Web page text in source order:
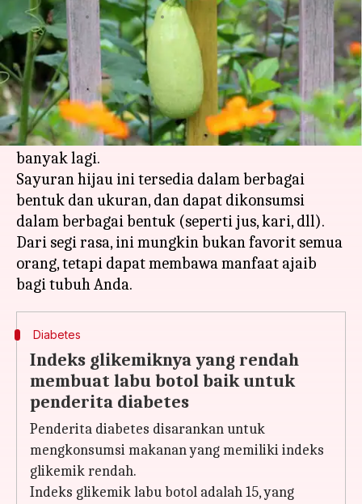
menulis Bob Feb 20, 2024 12:08 pm
Apa ceritanya
Labu botol, juga disebut doodhi/lauki, adalah
sayuran luar biasa yang kaya akan nutrisi
seperti vitamin (C dan K), kalsium, serat, dan
banyak lagi.
Sayuran hijau ini tersedia dalam berbagai
bentuk dan ukuran, dan dapat dikonsumsi
dalam berbagai bentuk (seperti jus, kari, dll).
Dari segi rasa, ini mungkin bukan favorit semua
orang, tetapi dapat membawa manfaat ajaib
Diabetes
Indeks glikemiknya yang rendah
membuat labu botol baik untuk
penderita diabetes
Penderita diabetes disarankan untuk
mengkonsumsi makanan yang memiliki indeks
glikemik rendah.
Indeks glikemik labu botol adalah 15, yang